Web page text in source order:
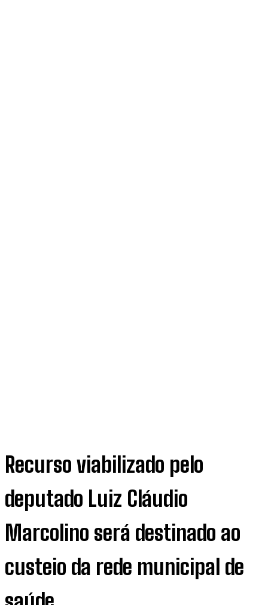
Recurso viabilizado pelo
deputado Luiz Cláudio
Marcolino será destinado ao
custeio da rede municipal de